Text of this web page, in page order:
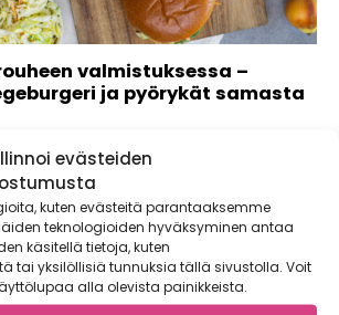
evästeiden
kuten evästeitä parantaaksemme
teknologioiden hyväksyminen antaa
käsitellä tietoja, kuten
tai yksilöllisiä tunnuksia tällä sivustolla. Voit
alla olevista painikkeista.
valmistuksessa –
ja pyörykät samasta
päätät miltä soijarouhe maistuu?
tapaa täydellinen raaka-aine: